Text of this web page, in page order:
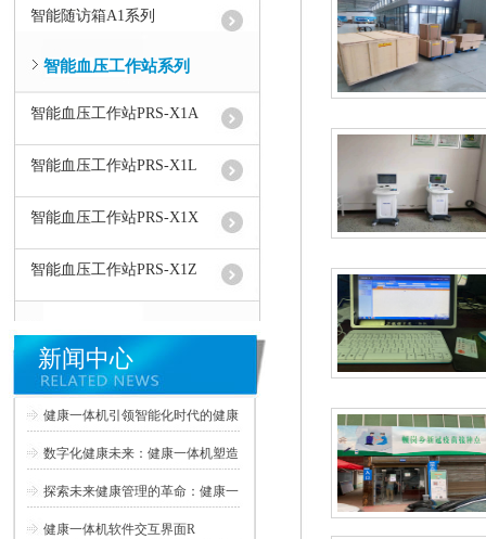
智能随访箱A1系列
智能血压工作站系列
智能血压工作站PRS-X1A
智能血压工作站PRS-X1L
智能血压工作站PRS-X1X
智能血压工作站PRS-X1Z
新闻中心
健康一体机引领智能化时代的健康
数字化健康未来：健康一体机塑造
探索未来健康管理的革命：健康一
健康一体机软件交互界面R